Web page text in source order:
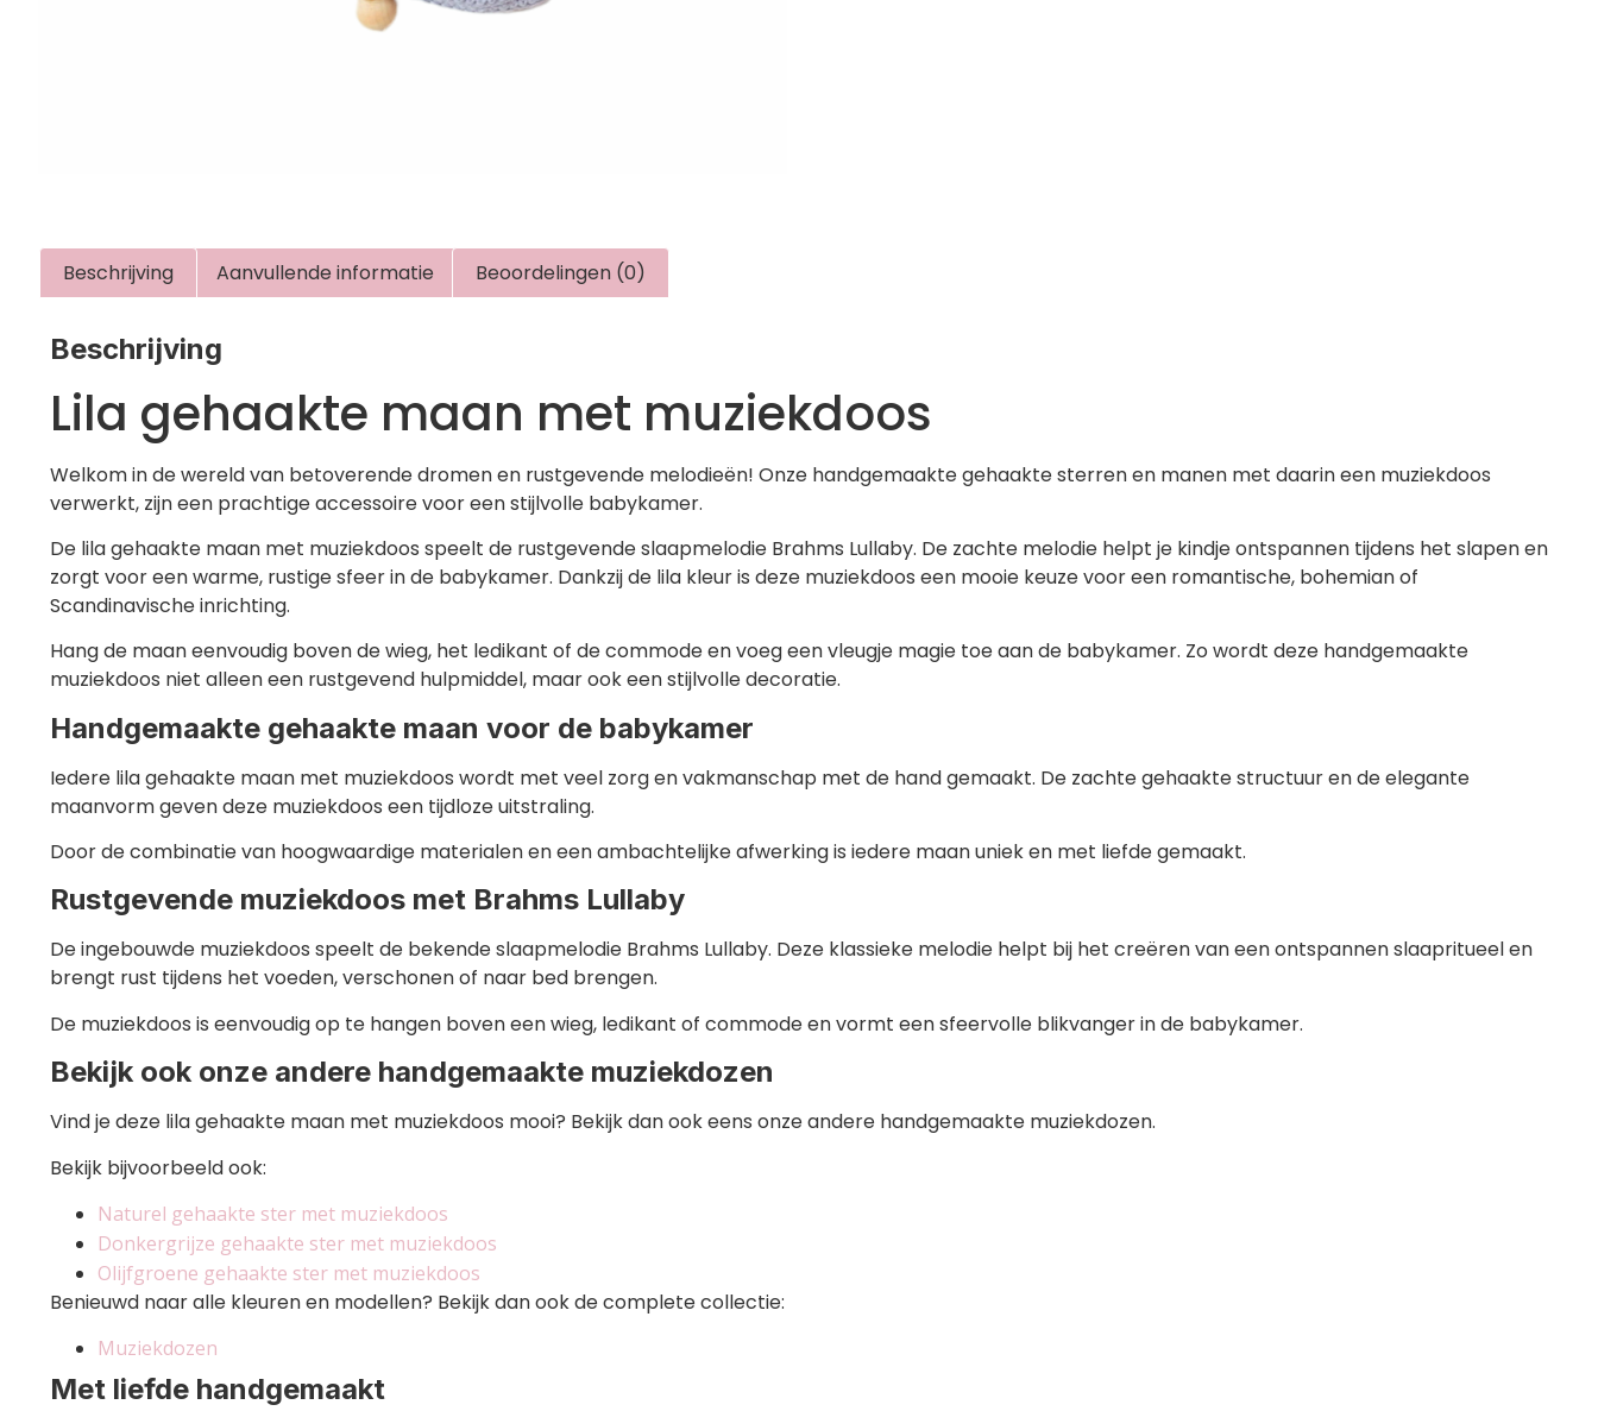
Beschrijving Aanvullende informatie Beoordelingen (0)
Beschrijving
Lila gehaakte maan met muziekdoos
Welkom in de wereld van betoverende dromen en rustgevende melodieën! Onze handgemaakte gehaakte sterren en manen met daarin een muziekdoos
verwerkt, zijn een prachtige accessoire voor een stijlvolle babykamer.
De lila gehaakte maan met muziekdoos speelt de rustgevende slaapmelodie Brahms Lullaby. De zachte melodie helpt je kindje ontspannen tijdens het slapen en
zorgt voor een warme, rustige sfeer in de babykamer. Dankzij de lila kleur is deze muziekdoos een mooie keuze voor een romantische, bohemian of
Scandinavische inrichting.
Hang de maan eenvoudig boven de wieg, het ledikant of de commode en voeg een vleugje magie toe aan de babykamer. Zo wordt deze handgemaakte
muziekdoos niet alleen een rustgevend hulpmiddel, maar ook een stijlvolle decoratie.
Handgemaakte gehaakte maan voor de babykamer
Iedere lila gehaakte maan met muziekdoos wordt met veel zorg en vakmanschap met de hand gemaakt. De zachte gehaakte structuur en de elegante
maanvorm geven deze muziekdoos een tijdloze uitstraling.
Door de combinatie van hoogwaardige materialen en een ambachtelijke afwerking is iedere maan uniek en met liefde gemaakt.
Rustgevende muziekdoos met Brahms Lullaby
De ingebouwde muziekdoos speelt de bekende slaapmelodie Brahms Lullaby. Deze klassieke melodie helpt bij het creëren van een ontspannen slaapritueel en
brengt rust tijdens het voeden, verschonen of naar bed brengen.
De muziekdoos is eenvoudig op te hangen boven een wieg, ledikant of commode en vormt een sfeervolle blikvanger in de babykamer.
Bekijk ook onze andere handgemaakte muziekdozen
Vind je deze lila gehaakte maan met muziekdoos mooi? Bekijk dan ook eens onze andere handgemaakte muziekdozen.
Bekijk bijvoorbeeld ook:
Naturel gehaakte ster met muziekdoos
Donkergrijze gehaakte ster met muziekdoos
Olijfgroene gehaakte ster met muziekdoos
Benieuwd naar alle kleuren en modellen? Bekijk dan ook de complete collectie:
Muziekdozen
Met liefde handgemaakt